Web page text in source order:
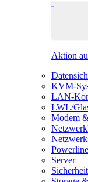
Aktion
KVM-
LAN-
LWL/
Modem
Powerline
Server